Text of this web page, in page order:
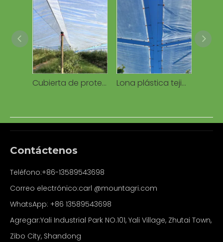
Cubierta de protección Lona de PE impermeable tejida transparente de 160 g para invernaderos agrícolas de frutas de cereza Lona plástica tejida cubierta de lluvia para huerto, resistente al agua a los rayos UV, antigoteo para cerezos/viñedos
Contáctenos
Teléfono:+86-13589543698
Correo electrónico:carl @mountagri.com
WhatsApp: +86 13589543698
Agregar:Yali Industrial Park NO.101, Yali Village, Zhutai Town,
Zibo City, Shandong